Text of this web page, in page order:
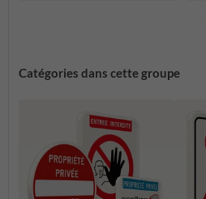
Catégories dans cette groupe